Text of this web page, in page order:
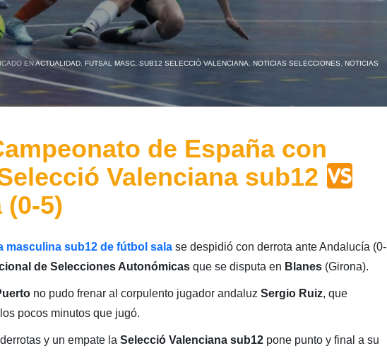
ENACTUALIDAD, FUTSAL MASC. SUB12 SELECCIÓ VALENCIANA NOTICIAS SELECCIONES
NOTICIAS
de España con
Valenciana sub12
5)
masculina sub12 de fútbol sala se despidió con derrota ante Andalucía (0-
de Selecciones Autonómicasque se disputa en Blanes(Girona).
no pudo frenar al corpulento jugador andaluz Sergio Ruiz, que
pocos minutos que jugó.
y un empate la Selecció Valenciana sub12 pone punto y final a su